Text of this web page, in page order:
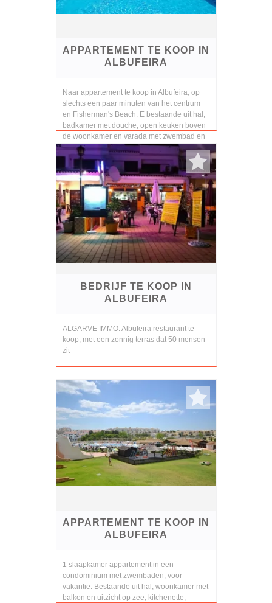
APPARTEMENT TE KOOP IN
ALBUFEIRA
Naar appartement te koop in Albufeira, op
slechts een paar minuten van het centrum
en Fisherman's Beach. E bestaande uit hal,
badkamer met douche, open keuken boven
de woonkamer en varada met zwembad en
uitzicht op ...
BEDRIJF TE KOOP IN
ALBUFEIRA
ALGARVE IMMO: Albufeira restaurant te
koop, met een zonnig terras dat 50 mensen
zit
APPARTEMENT TE KOOP IN
ALBUFEIRA
1 slaapkamer appartement in een
condominium met zwembaden, voor
vakantie. Bestaande uit hal, woonkamer met
balkon en uitzicht op zee, kitchenette,